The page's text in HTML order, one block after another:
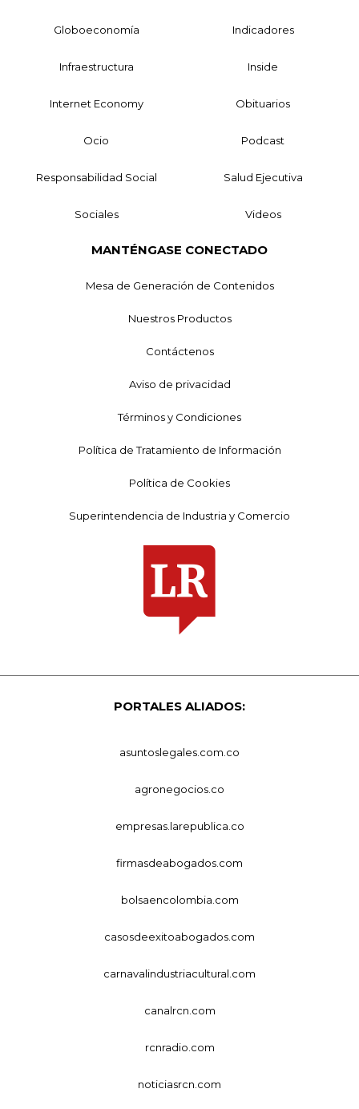
Globoeconomía Indicadores
Infraestructura Inside
Internet Economy Obituarios
Ocio Podcast
Responsabilidad Social Salud Ejecutiva
Sociales Videos
MANTÉNGASE CONECTADO
Mesa de Generación de Contenidos
Nuestros Productos
Contáctenos
Aviso de privacidad
Términos y Condiciones
Política de Tratamiento de Información
Política de Cookies
Superintendencia de Industria y Comercio
PORTALES ALIADOS:
asuntoslegales.com.co
agronegocios.co
empresas.larepublica.co
firmasdeabogados.com
bolsaencolombia.com
casosdeexitoabogados.com
carnavalindustriacultural.com
canalrcn.com
rcnradio.com
noticiasrcn.com